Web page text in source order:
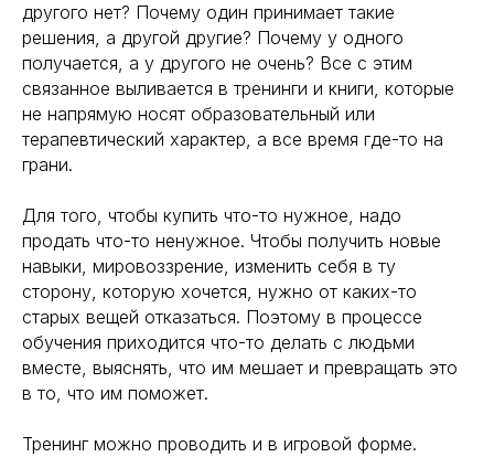
другого нет? Почему один принимает такие
решения, а другой другие? Почему у одного
получается, а у другого не очень? Все с этим
связанное выливается в тренинги и книги, которые
не напрямую носят образовательный или
терапевтический характер, а все время где-то на
грани.
Для того, чтобы купить что-то нужное, надо
продать что-то ненужное. Чтобы получить новые
навыки, мировоззрение, изменить себя в ту
сторону, которую хочется, нужно от каких-то
старых вещей отказаться. Поэтому в процессе
обучения приходится что-то делать с людьми
вместе, выяснять, что им мешает и превращать это
в то, что им поможет.
Тренинг можно проводить и в игровой форме.